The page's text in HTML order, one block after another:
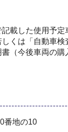
載した使用予定
くは「自動車検
（今後車両の
番地の10